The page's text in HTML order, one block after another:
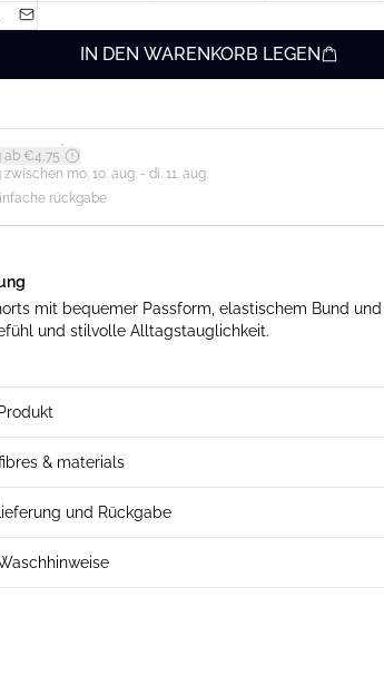
IN DEN WARENKORB LEGEN
ab €4,75*
mo. 10. aug. - di. 11. aug.
rückgabe
mit bequemer Passform, elastischem Bund
und stilvolle Alltagstauglichkeit.
& materials
und Rückgabe